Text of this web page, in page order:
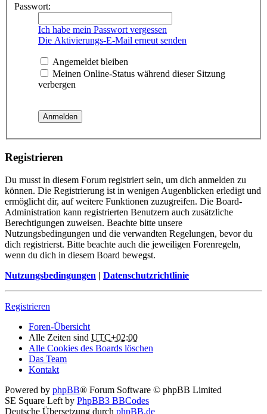
Passwort:
Ich habe mein Passwort vergessen
Die Aktivierungs-E-Mail erneut senden
Angemeldet bleiben
Meinen Online-Status während dieser Sitzung
verbergen
Registrieren
Du musst in diesem Forum registriert sein, um dich anmelden zu
können. Die Registrierung ist in wenigen Augenblicken erledigt und
ermöglicht dir, auf weitere Funktionen zuzugreifen. Die Board-
Administration kann registrierten Benutzern auch zusätzliche
Berechtigungen zuweisen. Beachte bitte unsere
Nutzungsbedingungen und die verwandten Regelungen, bevor du
dich registrierst. Bitte beachte auch die jeweiligen Forenregeln,
wenn du dich in diesem Board bewegst.
Nutzungsbedingungen | Datenschutzrichtlinie
Registrieren
Foren-Übersicht
Alle Zeiten sind UTC+02:00
Alle Cookies des Boards löschen
Das Team
Kontakt
Powered by phpBB® Forum Software © phpBB Limited
SE Square Left by PhpBB3 BBCodes
Deutsche Übersetzung durch phpBB.de